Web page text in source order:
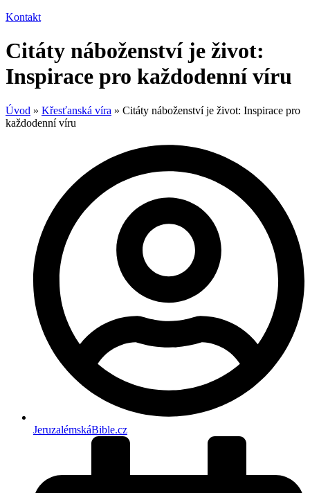
Kontakt
Citáty náboženství je život:
Inspirace pro každodenní víru
Úvod » Křesťanská víra » Citáty náboženství je život: Inspirace pro
každodenní víru
JeruzalémskáBible.cz